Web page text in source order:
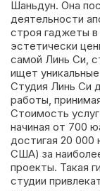
Шаньдун. Она
деятельности
строя гаджеты
эстетически
самой Линь Си,
ищет
Студия Линь Си
работы,
Стоимость
начиная от 700
достигая 20 000
США) за
проекты. Такая
студии